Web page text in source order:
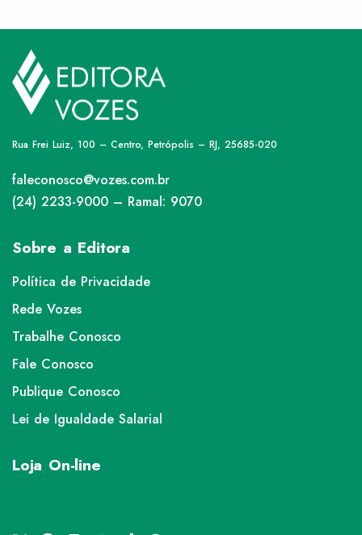
Rua Frei Luiz, 100 – Centro, Petrópolis – RJ, 25685-020
faleconosco@vozes.com.br
(24) 2233-9000 – Ramal: 9070
Sobre a Editora
Política de Privacidade
Rede Vozes
Trabalhe Conosco
Fale Conosco
Publique Conosco
Lei de Igualdade Salarial
Loja On-line